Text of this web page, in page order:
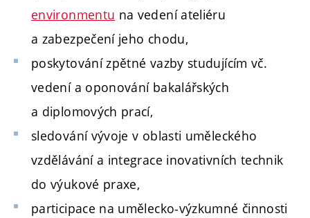
environmentu na vedení ateliéru
a zabezpečení jeho chodu,
poskytování zpětné vazby studujícím vč.
vedení a oponování bakalářských
a diplomových prací,
sledování vývoje v oblasti uměleckého
vzdělávání a integrace inovativních technik
do výukové praxe,
participace na umělecko-výzkumné činnosti